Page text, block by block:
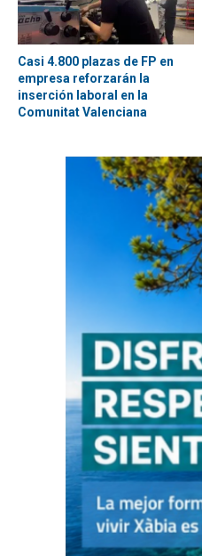
Casi 4.800 plazas de FP en
empresa reforzarán la
inserción laboral en la
Comunitat Valenciana